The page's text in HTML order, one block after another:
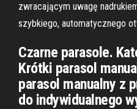
zwracającym uwagę
szybkiego, automatycznego
Czarne parasole.
Krótki parasol
parasol manualny z
do indywidualnego